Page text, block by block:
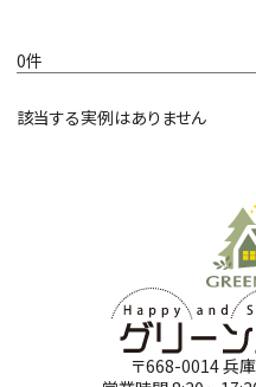
0件
該当する実例はありません
〒668-0014 兵